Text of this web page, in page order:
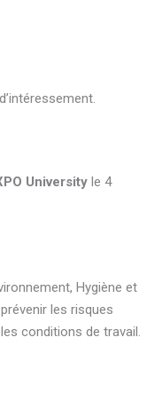
University le 4
Hygiène et
les risques
conditions de travail.